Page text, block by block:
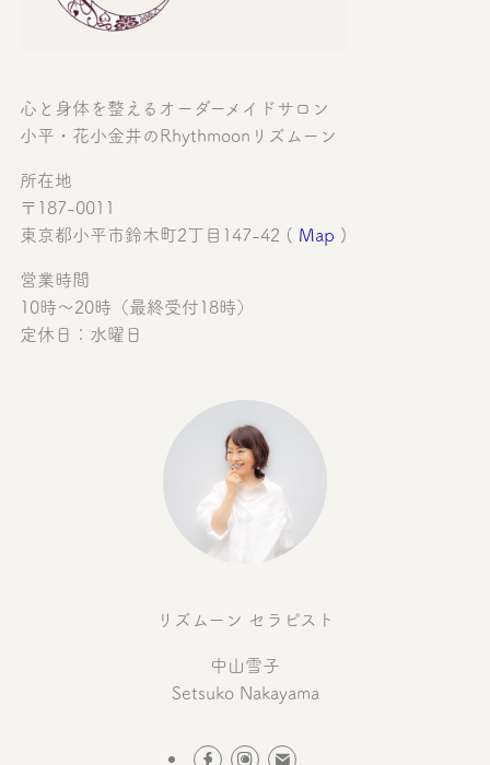
心と身体を整えるオーダーメイドサロン
小平・花小金井のRhythmoonリズムーン
所在地
〒187-0011
東京都小平市鈴木町2丁目147-42 ( Map )
営業時間
10時〜20時（最終受付18時）
定休日：水曜日
リズムーン セラピスト
中山雪子
Setsuko Nakayama